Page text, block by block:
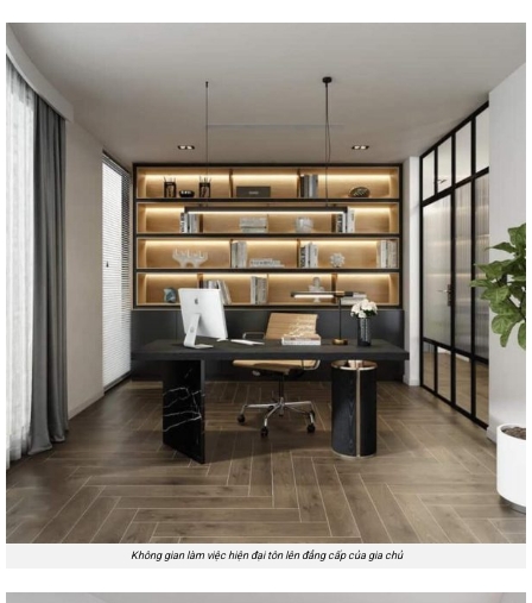
Không gian làm việc hiện đại tôn lên đẳng cấp của gia chủ